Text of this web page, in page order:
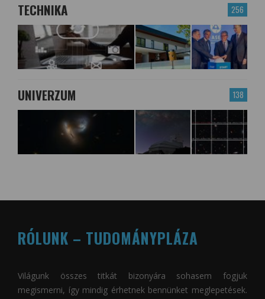
256
TECHNIKA
138
UNIVERZUM
RÓLUNK – TUDOMÁNYPLÁZA
Világunk összes titkát bizonyára sohasem fogjuk
megismerni, így mindig érhetnek bennünket meglepetések.